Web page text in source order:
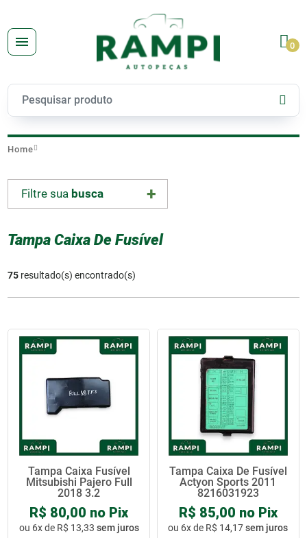
0
Home
Filtre sua busca
Tampa Caixa De Fusível
75 resultado(s) encontrado(s)
Tampa Caixa Fusível
Mitsubishi Pajero Full
2018 3.2
R$ 80,00 no Pix
ou 6x de R$ 13,33 sem juros
Tampa Caixa De Fusível
Actyon Sports 2011
8216031923
R$ 85,00 no Pix
ou 6x de R$ 14,17sem juros